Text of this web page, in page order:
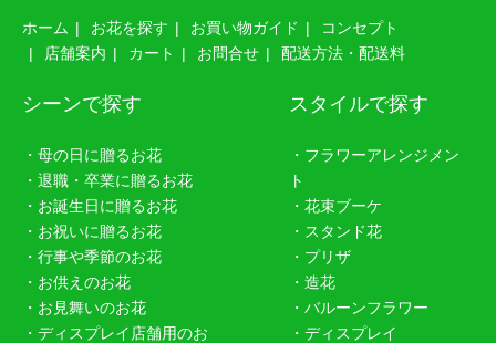
ホーム お花を探す お買い物ガイド
コンセプト
店舗案内
カート お問合せ 配送方法・配送料
シーンで探す
・母の日に贈るお花
・退職・卒業に贈るお花
・お誕生日に贈るお花
・お祝いに贈るお花
・行事や季節のお花
・お供えのお花
・お見舞いのお花
・ディスプレイ店舗用のお
スタイルで探す
・フラワーアレンジメン
ト
・花束ブーケ
・スタンド花
・プリザ
・造花
・バルーンフラワー
・ディスプレイ